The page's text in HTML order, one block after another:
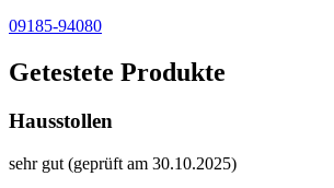
09185-94080
Getestete Produkte
Hausstollen
sehr gut (geprüft am 30.10.2025)